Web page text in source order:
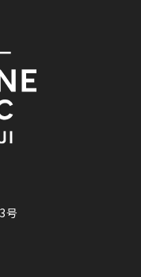
号